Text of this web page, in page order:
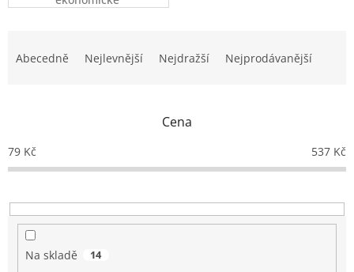
balení
p
r
o
u
Abecedně Nejlevnější Nejdražší Nejprodávanější
Cena
79 Kč 537 Kč
Na skladě 14